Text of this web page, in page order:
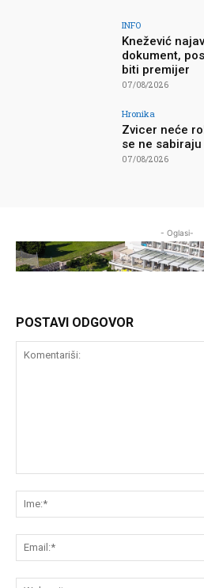
INFO
Knežević
dokument,
biti premijer
07/08/2026
Hronika
Zvicer neće
se ne
07/08/2026
- Oglasi-
POSTAVI ODGOVOR